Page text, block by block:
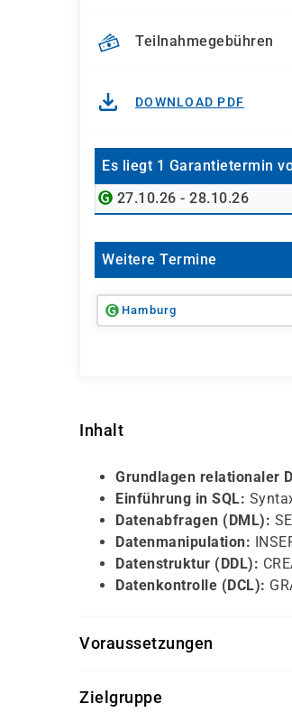
Teilnahmegebühren
DOWNLOAD PDF
Es liegt 1 Garantietermin
27.10.26 - 28.10.26
Weitere Termine
Hamburg
Inhalt
Grundlagen relationaler
Einführung in SQL:
Datenabfragen (DML):
Datenmanipulation:
Datenstruktur (DDL):
Datenkontrolle (DCL):
Voraussetzungen
Erfahrung im Umgang mit
Freude an analytischem
Zielgruppe